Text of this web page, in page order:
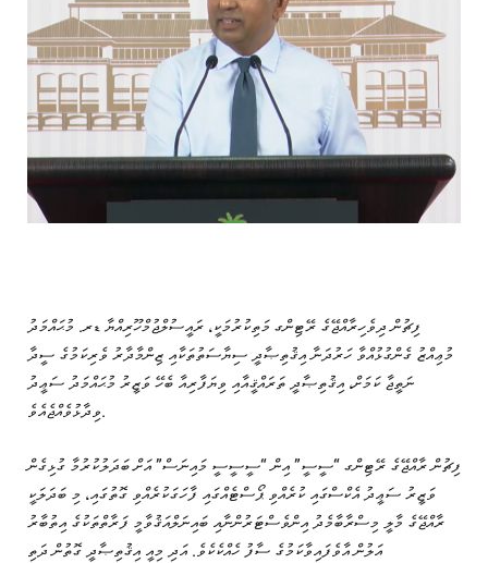
ފިޗުން ދިވެހިރާއްޖޭގެ ރޭޓިންގ މަތިކުރުމަކީ، ރައީސުލްޖުމްހޫރިއްޔާ ޑރ. މުޙައްމަދު
މުޢިއްޒު ގެންގުޅުއްވާ ހަރުދަނާ އިޤުތިޞާދީ ސިޔާސަތުތަކާއި ޒިންމާދާރު ވެރިކަމުގެ ސީދާ
ނަތީޖާ ކަމަށް، އިޤުތިޞާދީ ތަރައްޤީއާއި ވިޔަފާރިއާ ބެހޭ ވަޒީރު މުޙައްމަދު ސަޢީދު
ވިދާޅުވެއްޖެއެވެ.
ފިޗުން ރާއްޖޭގެ ރޭޓިންގ “ސީސީ” އިން “ސީސީސީ މައިނަސް” އަށް ބަދަލުކުރުމާ ގުޅިގެން
ވަޒީރު ސަޢީދު އެކްސްގައި ކުރެއްވި ޕޯސްޓެއްގައި ފާހަގަކުރެއްވި ގޮތުގައި، މި ބަދަލަކީ
ރާއްޖޭގެ މާލީ މިސްރާބާމެދު އިންވެސްޓަރުންނާއި ބައިނަލްއަޤުވާމީ ފަރާތްތަކުގެ އިތުބާރު
އަލުން އާވެފައިވާކަމުގެ ސާފު ހެއްކެކެވެ. އަދި މިއީ އިޤުތިޞާދީ ގޮތުން ދަތި